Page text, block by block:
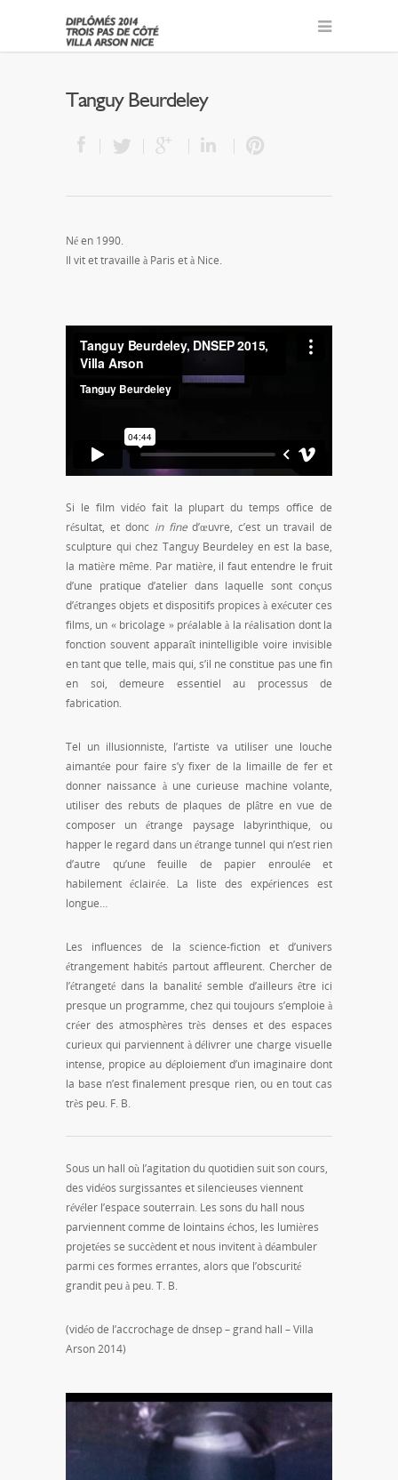
Tanguy Beurdeley
Né en 1990.
Il vit et travaille à Paris et à Nice.
Si le film vidéo fait la plupart du temps office de
résultat, et donc in fined’œuvre, c’est un travail de
sculpture qui chez Tanguy Beurdeley en est la base,
la matière même. Par matière, il faut entendre le fruit
d’une pratique d’atelier dans laquelle sont conçus
d’étranges objets et dispositifs propices à exécuter ces
films, un « bricolage » préalable à la réalisation dont la
fonction souvent apparaît inintelligible voire invisible
en tant que telle, mais qui, s’il ne constitue pas une fin
en soi, demeure essentiel au processus de
fabrication.
Tel un illusionniste, l’artiste va utiliser une louche
aimantée pour faire s’y fixer de la limaille de fer et
donner naissance à une curieuse machine volante,
utiliser des rebuts de plaques de plâtre en vue de
composer un étrange paysage labyrinthique, ou
happer le regard dans un étrange tunnel qui n’est rien
d’autre qu’une feuille de papier enroulée et
habilement éclairée. La liste des expériences est
longue…
Les influences de la science-fiction et d’univers
étrangement habités partout affleurent. Chercher de
l’étrangeté dans la banalité semble d’ailleurs être ici
presque un programme, chez qui toujours s’emploie à
créer des atmosphères très denses et des espaces
curieux qui parviennent à délivrer une charge visuelle
intense, propice au déploiement d’un imaginaire dont
la base n’est finalement presque rien, ou en tout cas
très peu. F. B.
Sous un hall où l’agitation du quotidien suit son cours,
des vidéos surgissantes et silencieuses viennent
révéler l’espace souterrain. Les sons du hall nous
parviennent comme de lointains échos, les lumières
projetées se succèdent et nous invitent à déambuler
parmi ces formes errantes, alors que l’obscurité
grandit peu à peu. T. B.
(vidéo de l’accrochage de dnsep – grand hall – Villa
Arson 2014)